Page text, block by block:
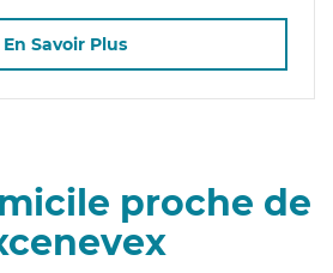
En Savoir Plus
proche de